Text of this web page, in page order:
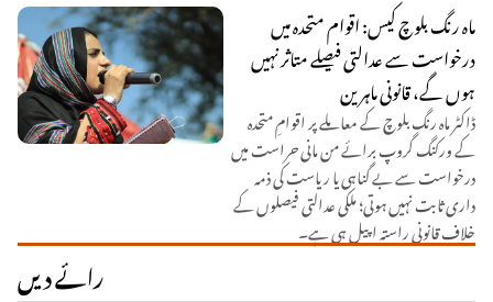
ماہ رنگ بلوچ کیس: اقوام متحدہ میں
درخواست سے عدالتی فیصلے متاثر نہیں
ہوں گے، قانونی ماہرین
ڈاکٹر ماہ رنگ بلوچ کے معاملے پر اقوامِ متحدہ
کے ورکنگ گروپ برائے من مانی حراست میں
درخواست سے بے گناہی یا ریاست کی ذمہ
داری ثابت نہیں ہوتی؛ ملکی عدالتی فیصلوں کے
خلاف قانونی راستہ اپیل ہی ہے۔
رائے دیں